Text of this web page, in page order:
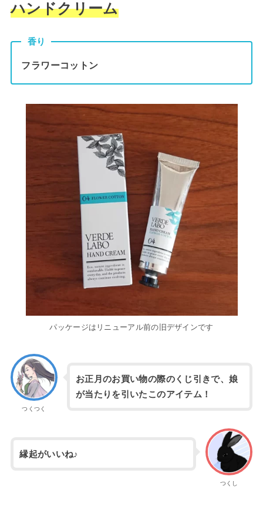
ハンドクリーム
香り
フラワーコットン
パッケージはリニューアル前の旧デザインです
つくつく
お正月のお買い物の際のくじ引きで、娘
が当たりを引いたこのアイテム！
つくし
縁起がいいね♪